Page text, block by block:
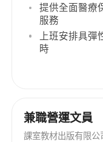
提供全面醫療
服務
上班安排具彈
時
兼職營運文員
課室教材出版有限公